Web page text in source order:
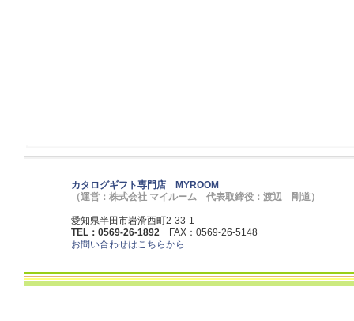
カタログギフト専門店 MYROOM
（運営：株式会社 マイルーム 代表取締役：渡辺 剛道）
愛知県半田市岩滑西町2-33-1
TEL：0569-26-1892 FAX：0569-26-5148
お問い合わせはこちらから